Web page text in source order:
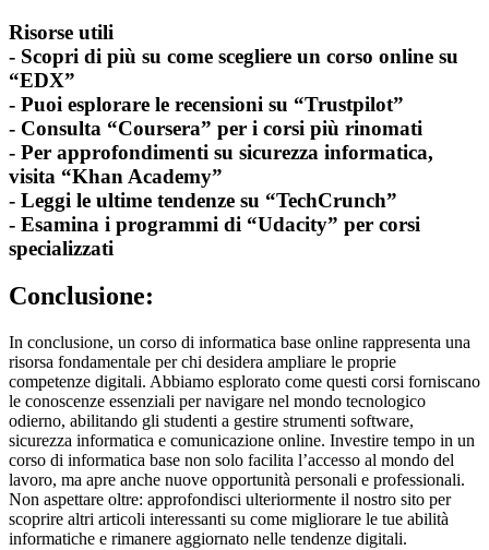
Risorse utili
- Scopri di più su come scegliere un corso online su
“EDX”
- Puoi esplorare le recensioni su “Trustpilot”
- Consulta “Coursera” per i corsi più rinomati
- Per approfondimenti su sicurezza informatica,
visita “Khan Academy”
- Leggi le ultime tendenze su “TechCrunch”
- Esamina i programmi di “Udacity” per corsi
specializzati
Conclusione:
In conclusione, un corso di informatica base online rappresenta una
risorsa fondamentale per chi desidera ampliare le proprie
competenze digitali. Abbiamo esplorato come questi corsi forniscano
le conoscenze essenziali per navigare nel mondo tecnologico
odierno, abilitando gli studenti a gestire strumenti software,
sicurezza informatica e comunicazione online. Investire tempo in un
corso di informatica base non solo facilita l’accesso al mondo del
lavoro, ma apre anche nuove opportunità personali e professionali.
Non aspettare oltre: approfondisci ulteriormente il nostro sito per
scoprire altri articoli interessanti su come migliorare le tue abilità
informatiche e rimanere aggiornato nelle tendenze digitali.